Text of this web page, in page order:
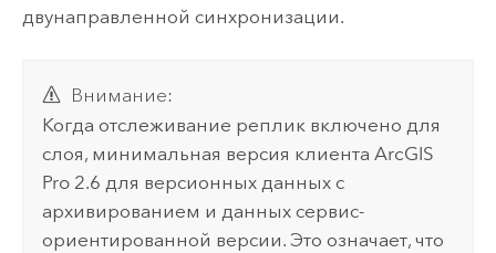
двунаправленной синхронизации.
Внимание:
Когда отслеживание реплик включено для
слоя, минимальная версия клиентаArcGIS
Pro 2.6 для версионных данных с
архивированием и данных сервис-
ориентированной версии. Это означает, что